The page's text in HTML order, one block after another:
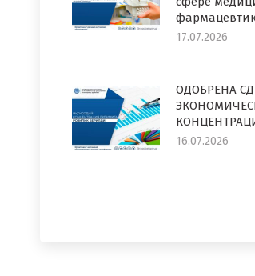
17.07.2026
ОДОБРЕНА
16.07.2026